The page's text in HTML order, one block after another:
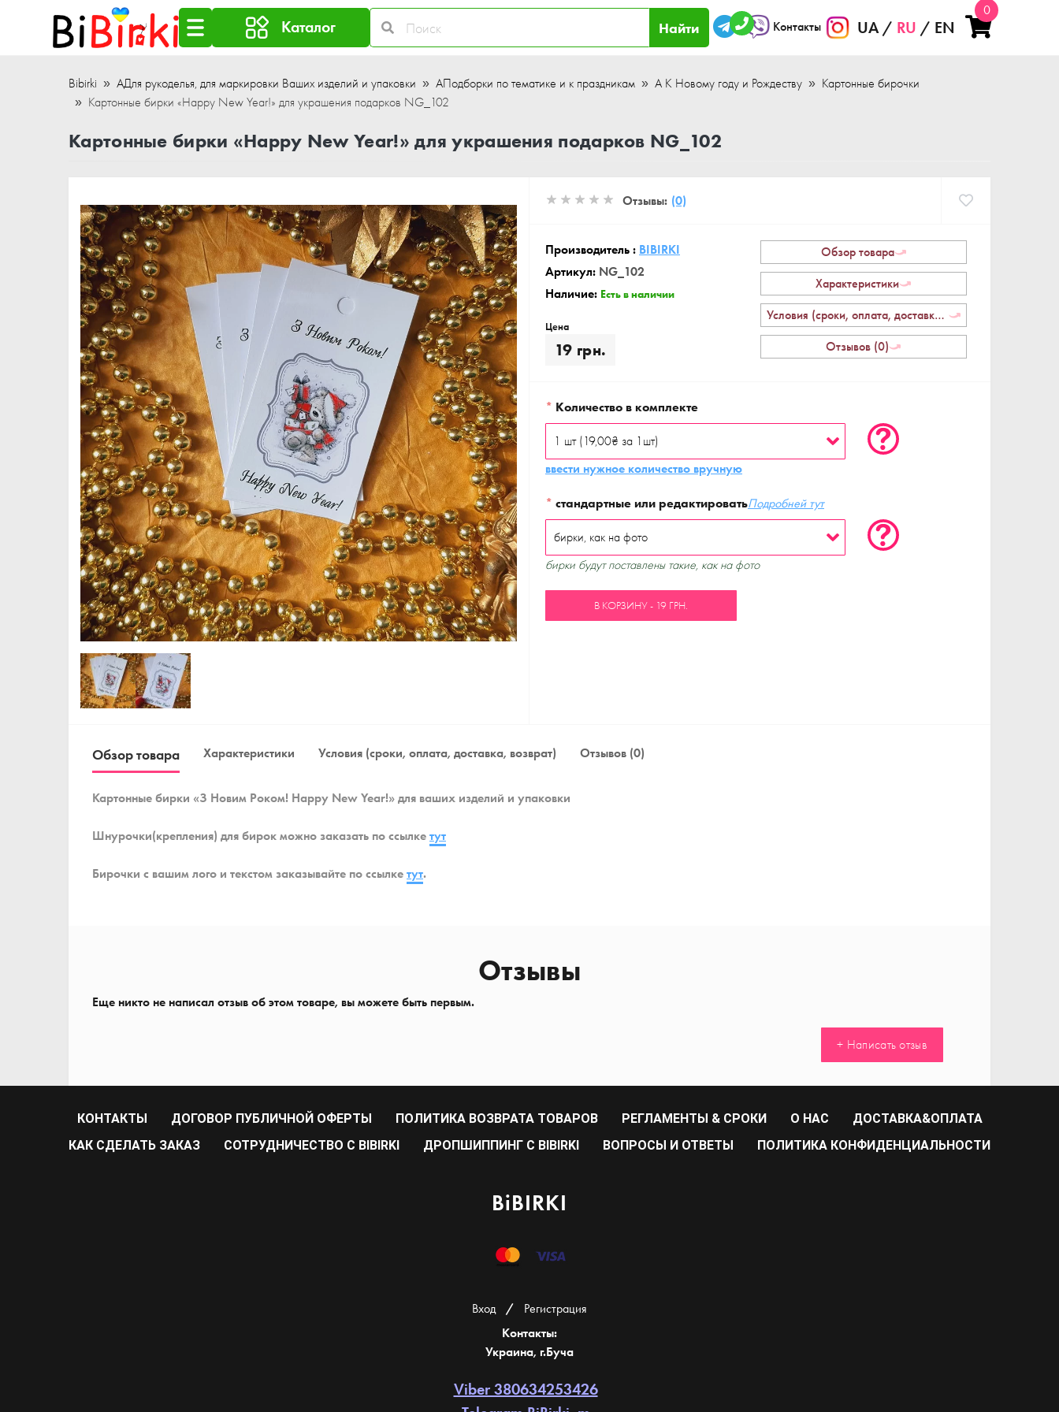
Каталог Найти Контакты UA RU EN
0
Bibirki АДля рукоделья, для маркировки Ваших изделий и упаковки АПодборки по тематике и к праздникам А К Новому году и Рождеству
Картонные бирочки
Картонные бирки «Happy New Year!» для украшения подарков NG_102
Картонные бирки «Happy New Year!» для украшения подарков NG_102
Отзывы: (0)
Производитель : BIBIRKI
Артикул: NG_102
Наличие: Есть в наличии
Цена
19 грн.
Обзор товара
Характеристики
Условия (сроки, оплата, доставка, возврат)
Отзывов (0)
* Количество в комплекте
ввести нужное количество вручную
* стандартные или редактироватьПодробней тут
бирки будут поставлены такие, как на фото
В КОРЗИНУ - 19 ГРН.
Обзор товара Характеристики Условия (сроки, оплата, доставка, возврат) Отзывов (0)
Картонные бирки «З Новим Роком! Happy New Year!» для ваших изделий и упаковки
Шнурочки(крепления) для бирок можно заказать по ссылкетут
Бирочки с вашим лого и текстом заказывайте по ссылкетут.
Отзывы
Еще никто не написал отзыв об этом товаре, вы можете быть первым.
+ Написать отзыв
КОНТАКТЫ ДОГОВОР ПУБЛИЧНОЙ ОФЕРТЫ ПОЛИТИКА ВОЗВРАТА ТОВАРОВ РЕГЛАМЕНТЫ & СРОКИ О НАС
ДОСТАВКА&ОПЛАТА
КАК СДЕЛАТЬ ЗАКАЗ
CОТРУДНИЧЕСТВО С BIBIRKI ДРОПШИППИНГ С BIBIRKI ВОПРОСЫ И ОТВЕТЫ ПОЛИТИКА КОНФИДЕНЦИАЛЬНОСТИ
BiBIRKI
Вход /
Регистрация
Контакты:
Украина, г.Буча
Viber 380634253426